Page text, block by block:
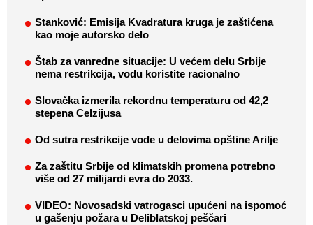
Stanković: Emisija Kvadratura kruga je zaštićena
kao moje autorsko delo
Štab za vanredne situacije: U većem delu Srbije
nema restrikcija, vodu koristite racionalno
Slovačka izmerila rekordnu temperaturu od 42,2
stepena Celzijusa
Od sutra restrikcije vode u delovima opštine Arilje
Za zaštitu Srbije od klimatskih promena potrebno
više od 27 milijardi evra do 2033.
VIDEO: Novosadski vatrogasci upućeni na ispomoć
u gašenju požara u Deliblatskoj peščari